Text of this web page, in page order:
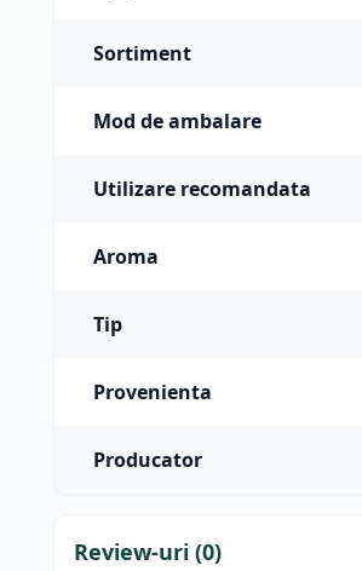
Sortiment
Mod de ambalare
Utilizare recomandata
Aroma
Tip
Provenienta
Producator
Review-uri (0)